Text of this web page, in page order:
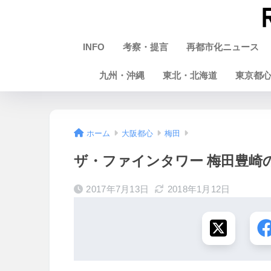
INFO 考察・提言 再都市化ニュース
九州・沖縄 東北・北海道 東京都心
ホーム 大阪都心 梅田
ザ・ファインタワー 梅田豊崎
2017年7月13日 2018年1月12日